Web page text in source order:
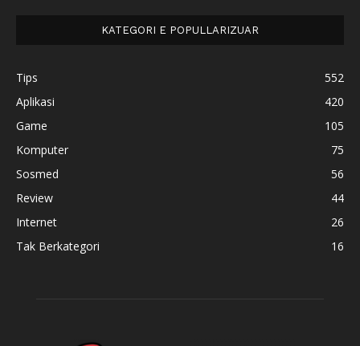
KATEGORI E POPULLARIZUAR
Tips
552
Aplikasi
420
Game
105
Komputer
75
Sosmed
56
Review
44
Internet
26
Tak Berkategori
16